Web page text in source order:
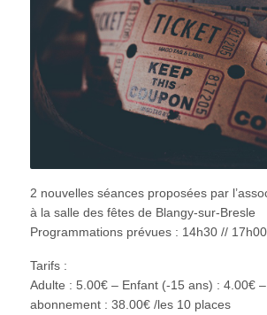
2 nouvelles séances proposées par
à la salle des fêtes de Blangy-sur-Bresle
Programmations prévues : 14h30 // 17h00
Tarifs :
Adulte : 5.00€ – Enfant (-15 ans) : 4.00€
abonnement : 38.00€ /les 10 places